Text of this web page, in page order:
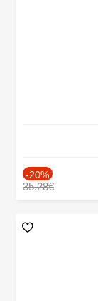
-20%
35.28€